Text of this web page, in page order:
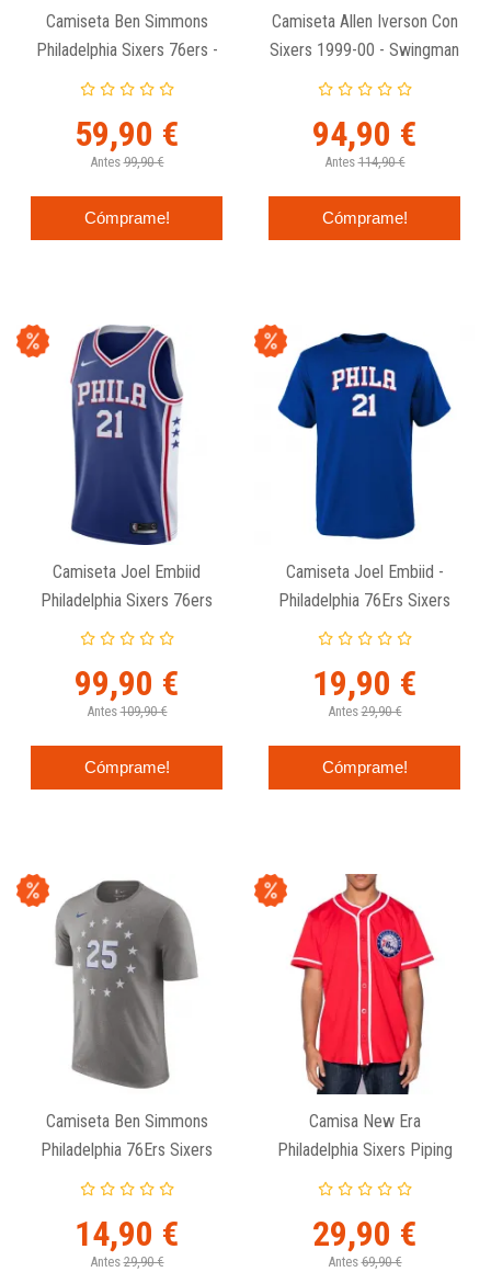
Camiseta Ben Simmons
Philadelphia Sixers 76ers -
Nike Swingman Icon Edition
59,90 €
Antes 99,90 €
Cómprame!
Camiseta Allen Iverson Con
Sixers 1999-00 - Swingman
Alternate En Azul.
94,90 €
Antes 114,90 €
Cómprame!
Camiseta Joel Embiid
Philadelphia Sixers 76ers
Nike Swingman Icon Edition
99,90 €
Antes 109,90 €
Cómprame!
Camiseta Joel Embiid -
Philadelphia 76Ers Sixers
Flat Replica - Outerstuff
19,90 €
Antes 29,90 €
Cómprame!
Camiseta Ben Simmons
Philadelphia 76Ers Sixers
Nike Junior Ce
14,90 €
Antes 29,90 €
Camisa New Era
Philadelphia Sixers Piping
Button Up 76Ers
29,90 €
Antes 69,90 €